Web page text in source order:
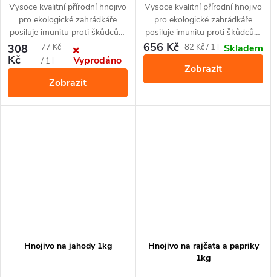
Vysoce kvalitní přírodní hnojivo
pro ekologické zahrádkáře
posiluje imunitu proti škůdcům
a nemocem rostlin.
308
Kč
Měrná
cena:
77 Kč
/ 1 l
Vyprodáno
Zobrazit
Vysoce kvalitní přírodní hnojivo
pro ekologické zahrádkáře
posiluje imunitu proti škůdcům
a nemocem rostlin.
656 Kč Měrná
82 Kč / 1 l Skladem
Zobrazit
Hnojivo na jahody 1kg
Hnojivo na rajčata a papriky
1kg